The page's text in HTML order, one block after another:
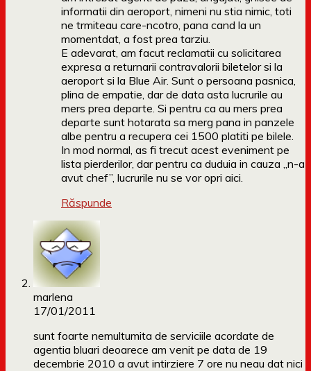
informatii din aeroport, nimeni nu stia nimic, toti
ne trmiteau care-ncotro, pana cand la un
momentdat, a fost prea tarziu.
E adevarat, am facut reclamatii cu solicitarea
expresa a returnarii contravalorii biletelor si la
aeroport si la Blue Air. Sunt o persoana pasnica,
plina de empatie, dar de data asta lucrurile au
mers prea departe. Si pentru ca au mers prea
departe sunt hotarata sa merg pana in panzele
albe pentru a recupera cei 1500 platiti pe bilele.
In mod normal, as fi trecut acest eveniment pe
lista pierderilor, dar pentru ca duduia in cauza „n-a
avut chef”, lucrurile nu se vor opri aici.
Răspunde
marlena
17/01/2011
sunt foarte nemultumita de serviciile acordate de
agentia bluari deoarece am venit pe data de 19
decembrie 2010 a avut intirziere 7 ore nu neau dat nici